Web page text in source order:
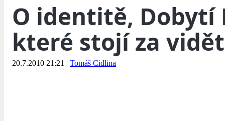
O identitě, Dobytí
které stojí za vidět
20.7.2010 21:21 | Tomáš Cidlina